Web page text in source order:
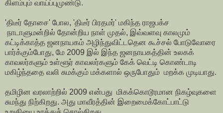
கிளம்பும் வாய்ப்புமுண்டு.
'திடீர் தோசை' போல, 'திடீர் பிரதமர்' மகிந்த ராஜபக்ச
நாடாளுமன்றில் தோன்றிய நாள் முதல், இவ்வளவு காலமும்
கட்டிக்காத்த ஜனநாயகம் அழிந்துவிட்டதென கூச்சல் போடுவோரை
பார்க்கும்போது, மே 2009 இல் இந்த ஜனநாயகத்தின் உலகக்
காவலர்களும் உள்ளூர் காவலர்களும் கேக் வெட்டி கொண்டாடி
மகிழ்ந்ததை வலி சுமக்கும் மக்களால் ஒருபோதும் மறக்க முடியாது.
தமிழின வரலாற்றில் 2009 என்பது மிகக்கொடூரமான நிகழ்வுகளை
சுமந்து நிற்கிறது. அது மாவீரத்தின் இறைமைக்கோட்பாட்டு